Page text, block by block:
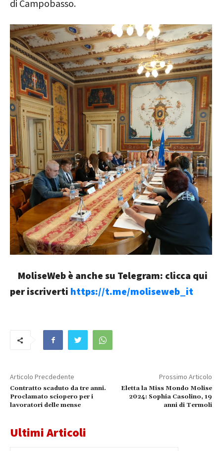
di Campobasso.
MoliseWeb è anche su Telegram: clicca qui
per iscriverti https://t.me/moliseweb_it
Articolo Precdedente
Contratto scaduto da tre anni.
Proclamato sciopero per i
lavoratori delle mense
Prossimo Articolo
Eletta la Miss Mondo Molise
2024: Sophia Casolino, 19
anni di Termoli
Ultimi Articoli